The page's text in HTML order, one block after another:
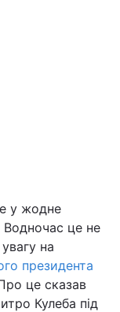
у жодне
Водночас це не
на
президента
це сказав
Кулеба під